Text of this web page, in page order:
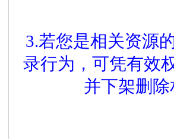
3.若您是相关资源
录行为，可凭有效
并下架删